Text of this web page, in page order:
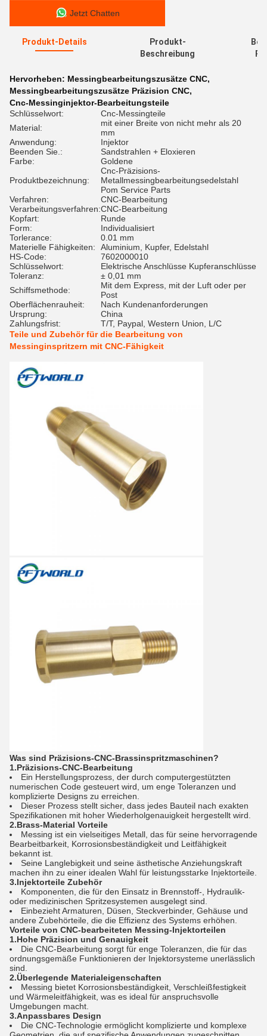
Jetzt Chatten
Produkt-Details
Produkt-
Beschreibung
Hervorheben: Messingbearbeitungszusätze CNC,
Messingbearbeitungszusätze Präzision CNC,
Cnc-Messinginjektor-Bearbeitungsteile
Schlüsselwort:
Cnc-Messingteile
Material:
mit einer Breite von nicht mehr als 20
mm
Anwendung:
Injektor
Beenden Sie.:
Sandstrahlen + Eloxieren
Farbe:
Goldene
Produktbezeichnung:
Cnc-Präzisions-
Metallmessingbearbeitungsedelstahl
Pom Service Parts
Verfahren:
CNC-Bearbeitung
Verarbeitungsverfahren:CNC-Bearbeitung
Kopfart:
Runde
Form:
Individualisiert
Torlerance:
0.01 mm
Materielle Fähigkeiten:
Aluminium, Kupfer, Edelstahl
HS-Code:
7602000010
Schlüsselwort:
Elektrische Anschlüsse Kupferanschlüsse
Toleranz:
± 0,01 mm
Schiffsmethode:
Mit dem Express, mit der Luft oder per
Post
Oberflächenrauheit:
Nach Kundenanforderungen
Ursprung:
China
Zahlungsfrist:
T/T, Paypal, Western Union, L/C
Teile und Zubehör für die Bearbeitung von
Messinginspritzern mit CNC-Fähigkeit
Was sind Präzisions-CNC-Brassinspritzmaschinen?
1.Präzisions-CNC-Bearbeitung
Ein Herstellungsprozess, der durch computergestützten
numerischen Code gesteuert wird, um enge Toleranzen und
komplizierte Designs zu erreichen.
Dieser Prozess stellt sicher, dass jedes Bauteil nach exakten
Spezifikationen mit hoher Wiederholgenauigkeit hergestellt wird.
2.Brass-Material Vorteile
Messing ist ein vielseitiges Metall, das für seine hervorragende
Bearbeitbarkeit, Korrosionsbeständigkeit und Leitfähigkeit
bekannt ist.
Seine Langlebigkeit und seine ästhetische Anziehungskraft
machen ihn zu einer idealen Wahl für leistungsstarke Injektorteile.
3.Injektorteile Zubehör
Komponenten, die für den Einsatz in Brennstoff-, Hydraulik-
oder medizinischen Spritzesystemen ausgelegt sind.
Einbezieht Armaturen, Düsen, Steckverbinder, Gehäuse und
andere Zubehörteile, die die Effizienz des Systems erhöhen.
Vorteile von CNC-bearbeiteten Messing-Injektorteilen
1.Hohe Präzision und Genauigkeit
Die CNC-Bearbeitung sorgt für enge Toleranzen, die für das
ordnungsgemäße Funktionieren der Injektorsysteme unerlässlich
sind.
2.Überlegende Materialeigenschaften
Messing bietet Korrosionsbeständigkeit, Verschleißfestigkeit
und Wärmeleitfähigkeit, was es ideal für anspruchsvolle
Umgebungen macht.
3.Anpassbares Design
Die CNC-Technologie ermöglicht komplizierte und komplexe